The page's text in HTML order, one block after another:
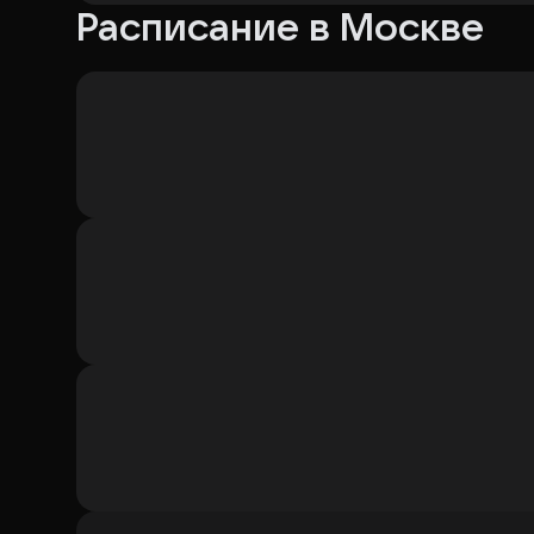
Расписание в Москве